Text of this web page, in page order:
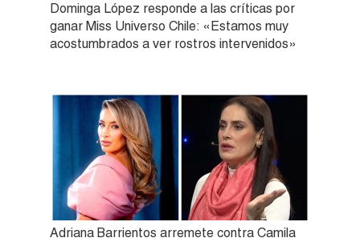
Dominga López responde a las críticas por
ganar Miss Universo Chile: «Estamos muy
acostumbrados a ver rostros intervenidos»
Adriana Barrientos arremete contra Camila